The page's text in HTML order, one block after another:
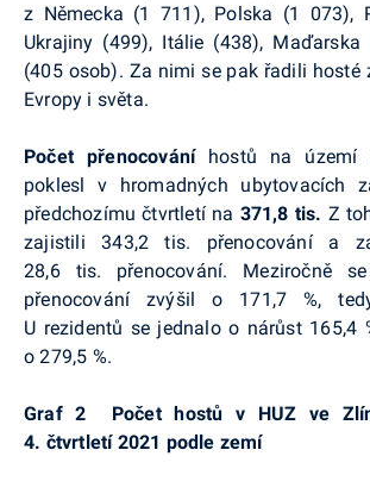
z Německa (1 711), Polska (1 073),
Ukrajiny (499), Itálie (438),
(405 osob). Za nimi se pak řadili hosté
Evropy i světa.
Počet přenocování hostů na území
poklesl
v hromadných ubytovacích
předchozímu čtvrtletí na 371,8 tis. Z
zajistili 343,2 tis. přenocování a
28,6 tis. přenocování. Meziročně
přenocování zvýšil o 171,7 %,
U rezidentů se jednalo o nárůst 165,4
o 279,5 %.
Graf 2 Počet hostů v HUZ ve
4. čtvrtletí 2021 podle zemí